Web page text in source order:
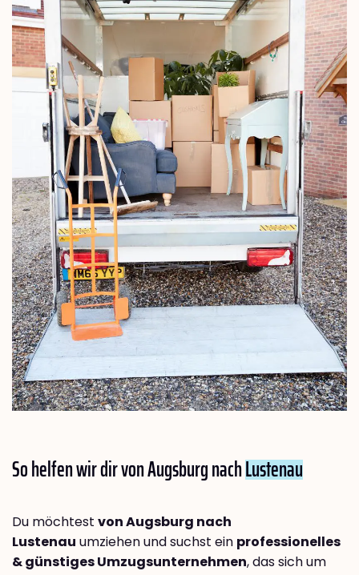
So helfen wir dir von Augsburg nachLustenau
Du möchtest von Augsburg nach
Lustenau umziehen und suchst ein professionelles
& günstiges Umzugsunternehmen, das sich um